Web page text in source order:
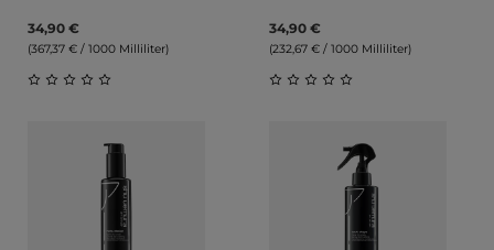
34,90 €
(367,37 € / 1000 Milliliter)
34,90 €
(232,67 € / 1000 Milliliter)